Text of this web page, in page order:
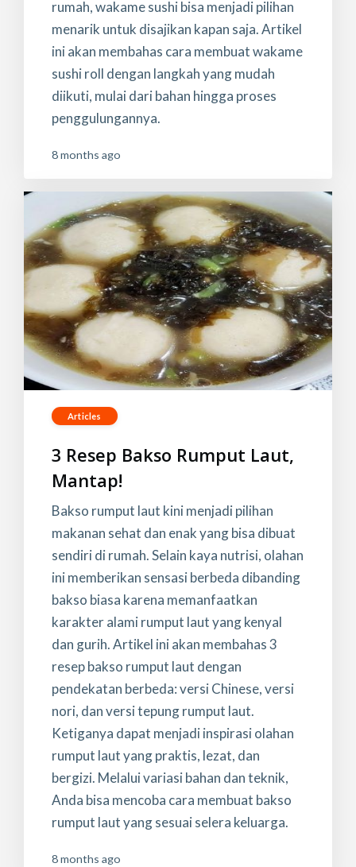
rumah, wakame sushi bisa menjadi pilihan
menarik untuk disajikan kapan saja. Artikel
ini akan membahas cara membuat wakame
sushi roll dengan langkah yang mudah
diikuti, mulai dari bahan hingga proses
penggulungannya.
8 months ago
Articles
3 Resep Bakso Rumput Laut,
Mantap!
Bakso rumput laut kini menjadi pilihan
makanan sehat dan enak yang bisa dibuat
sendiri di rumah. Selain kaya nutrisi, olahan
ini memberikan sensasi berbeda dibanding
bakso biasa karena memanfaatkan
karakter alami rumput laut yang kenyal
dan gurih. Artikel ini akan membahas 3
resep bakso rumput laut dengan
pendekatan berbeda: versi Chinese, versi
nori, dan versi tepung rumput laut.
Ketiganya dapat menjadi inspirasi olahan
rumput laut yang praktis, lezat, dan
bergizi. Melalui variasi bahan dan teknik,
Anda bisa mencoba cara membuat bakso
rumput laut yang sesuai selera keluarga.
8 months ago